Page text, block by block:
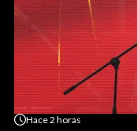
Hace2 horas